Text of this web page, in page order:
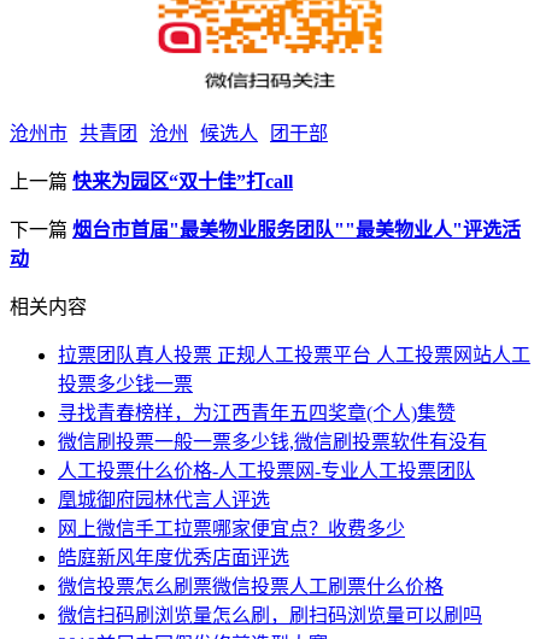
沧州市 共青团 沧州 候选人 团干部
上一篇 快来为园区“双十佳”打call
下一篇 烟台市首届"最美物业服务团队""最美物业人"评选活
动
相关内容
拉票团队真人投票 正规人工投票平台 人工投票网站人工
投票多少钱一票
寻找青春榜样，为江西青年五四奖章(个人)集赞
微信刷投票一般一票多少钱,微信刷投票软件有没有
人工投票什么价格-人工投票网-专业人工投票团队
凰城御府园林代言人评选
网上微信手工拉票哪家便宜点？收费多少
皓庭新风年度优秀店面评选
微信投票怎么刷票微信投票人工刷票什么价格
微信扫码刷浏览量怎么刷，刷扫码浏览量可以刷吗